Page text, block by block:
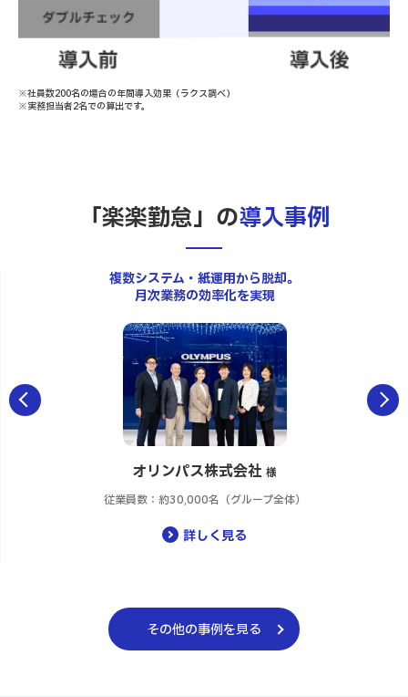
※社員数200名の場合の年間導入効果（ラクス調べ）
※実務担当者2名での算出です。
「楽楽勤怠」の導入事例
Previous
複数システム・紙運用から脱却。
月次業務の効率化を実現
オリンパス株式会社 様
従業員数：約30,000名（グループ全体）
詳しく見る
Next
その他の事例を見る